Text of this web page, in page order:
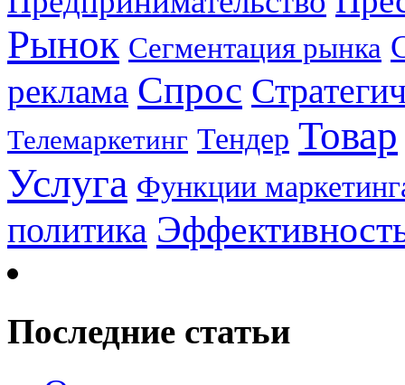
Рынок Сегментация рынка
реклама Спрос
Телемаркетинг Тендер Товар
Услуга Функции
политика
Последние статьи